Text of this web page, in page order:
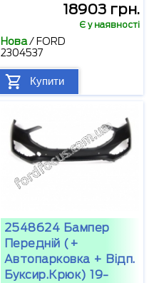
18903 грн.
Є у наявності
Нова/ FORD
2304537
Купити
2548624 Бампер
Передній (+
Автопарковка + Відп.
Буксир.крюк) 19-